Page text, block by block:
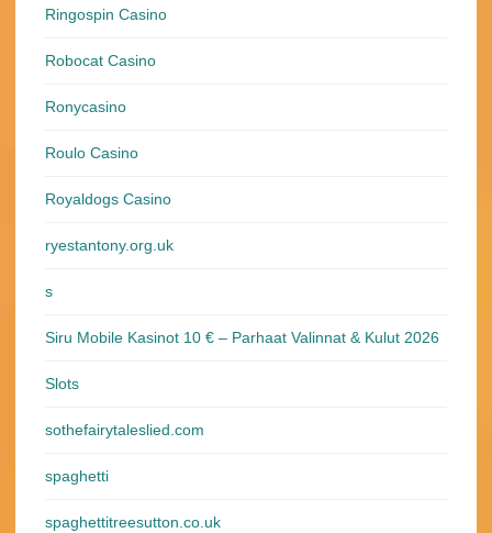
Ringospin Casino
Robocat Casino
Ronycasino
Roulo Casino
Royaldogs Casino
ryestantony.org.uk
s
Siru Mobile Kasinot 10 € – Parhaat Valinnat & Kulut 2026
Slots
sothefairytaleslied.com
spaghetti
spaghettitreesutton.co.uk